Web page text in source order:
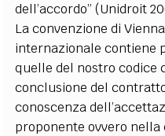
dell’accordo” (Unidroit
La convenzione di
internazionale contiene
quelle del nostro codice
conclusione del
conoscenza
proponente ovvero